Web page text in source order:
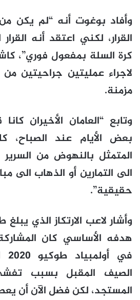
وأفاد بوغوت أنه “لم يكن
القرار، لكني اعتقد أنه
كرة السلة بمفعول فوري”،
لاجراء عمليتين جراحيتين
مزمنة.
وتابع “العامان الأخيران
بعض الأيام عند الصباح،
المتمثل بالنهوض من
الى التمارين أو الذهاب الى
حقيقية”.
هدفه الأساسي كان
الصيف المقبل بسبب
المستجد، لكن فضل الآن أن